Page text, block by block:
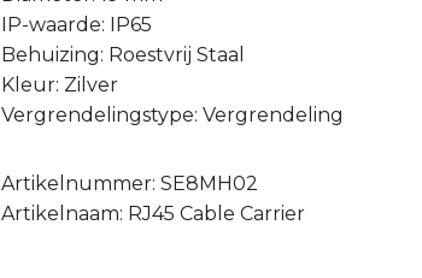
IP-waarde: IP65
Behuizing: Roestvrij Staal
Kleur: Zilver
Vergrendelingstype: Vergrendeling
Artikelnummer: SE8MH02
Artikelnaam: RJ45 Cable Carrier